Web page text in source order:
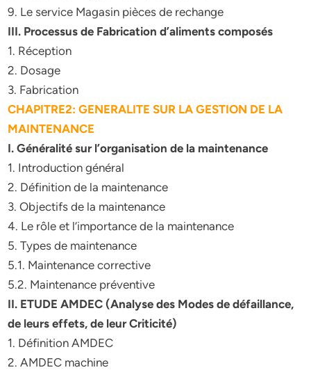
9. Le service Magasin pièces de rechange
III. Processus de Fabrication d’aliments composés
1. Réception
2. Dosage
3. Fabrication
CHAPITRE2: GENERALITE SUR LA GESTION DE LA
MAINTENANCE
I. Généralité sur l’organisation de la maintenance
1. Introduction général
2. Définition de la maintenance
3. Objectifs de la maintenance
4. Le rôle et l’importance de la maintenance
5. Types de maintenance
5.1. Maintenance corrective
5.2. Maintenance préventive
II. ETUDE AMDEC (Analyse des Modes de défaillance,
de leurs effets, de leur Criticité)
1. Définition AMDEC
2. AMDEC machine